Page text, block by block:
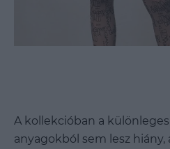
A kollekcióban a
anyagokból sem lesz